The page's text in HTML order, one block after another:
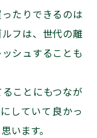
たりできるのは
フは、世代の離
シュすることも
ことにもつなが
していて良かっ
います。